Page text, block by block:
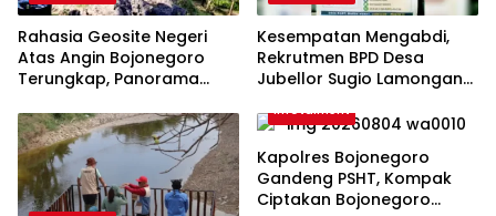
Rahasia Geosite Negeri
Atas Angin Bojonegoro
Terungkap, Panorama
Bumi
Kesempatan Mengabdi,
Rekrutmen BPD Desa
Jubellor Sugio Lamongan
Infotaiment
Kapolres Bojonegoro
Gandeng PSHT, Kompak
Ciptakan Bojonegoro